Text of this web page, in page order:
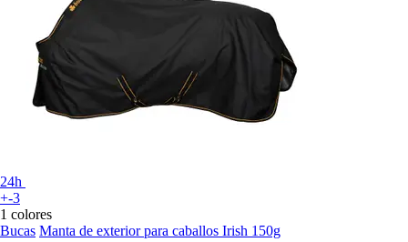
24h
+-3
1 colores
Bucas Manta de exterior para caballos Irish 150g